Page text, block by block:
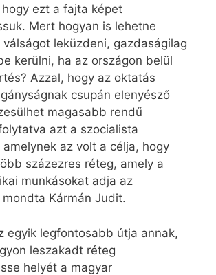
hogy ezt a fajta képet
Mert hogyan is lehetne
leküzdeni, gazdaságilag
kerülni, ha az országon belül
Azzal, hogy az oktatás
csupán elenyésző
magasabb rendű
azt a szocialista
az volt a célja, hogy
százezres réteg, amely a
munkásokat adja az
mondta Kármán Judit.
egyik legfontosabb útja annak,
leszakadt réteg
helyét a magyar